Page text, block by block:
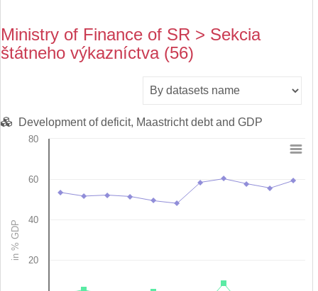
Ministry of Finance of SR > Sekcia
štátneho výkazníctva (56)
Development of deficit, Maastricht debt and GDP
Line chart with 3 lines.
View as data table, Chart
The chart has 1 X axis displaying categories.
The chart has 1 Y axis displaying in % GDP. Data ranges from
in % GDP 20
40
60
80